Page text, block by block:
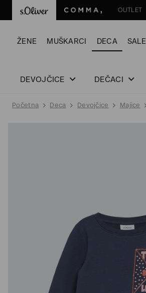
OUTLET
ŽENE MUŠKARCI DECA SALE
DEVOJČICE DEČACI
Početna Deca Devojčice Majice